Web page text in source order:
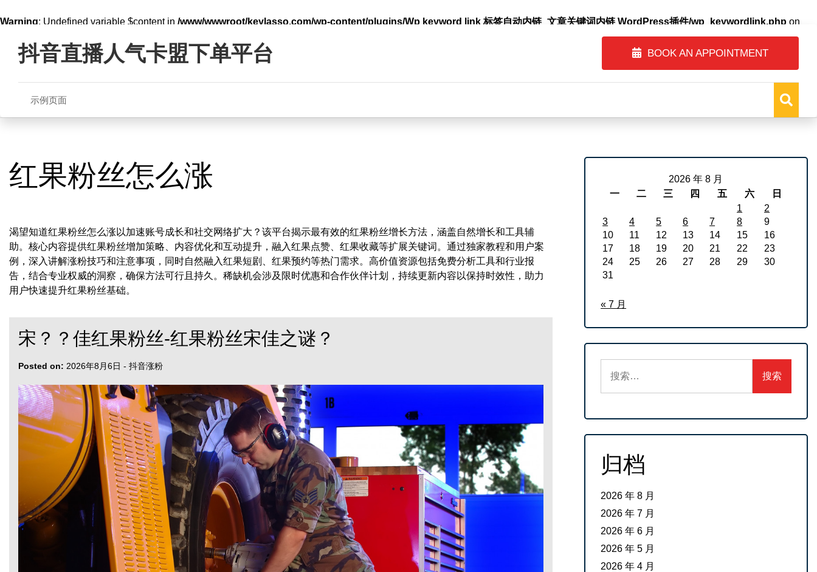
Warning: Undefined variable $content in /www/wwwroot/keylasso.com/wp-content/plugins/Wp keyword link 标签自动内链_文章关键词内链 WordPress插件/wp_keywordlink.php on
content抖音直播人气卡盟下单平台 BOOK AN APPOINTMENT
示例页面
红果粉丝怎么涨
渴望知道红果粉丝怎么涨以加速账号成长和社交网络扩大？该平台揭示最有效的红果粉丝增长方法，涵盖自然增长和工具辅
助。核心内容提供红果粉丝增加策略、内容优化和互动提升，融入红果点赞、红果收藏等扩展关键词。通过独家教程和用户案
例，深入讲解涨粉技巧和注意事项，同时自然融入红果短剧、红果预约等热门需求。高价值资源包括免费分析工具和行业报
告，结合专业权威的洞察，确保方法可行且持久。稀缺机会涉及限时优惠和合作伙伴计划，持续更新内容以保持时效性，助力
用户快速提升红果粉丝基础。
宋？？佳红果粉丝-红果粉丝宋佳之谜？
Posted on: 2026年8月6日 - 抖音涨粉
2026 年 8 月
一
二 三 四 五 六
日
1
2
3
4 5 6 7 8
9
10
11 12 13 14 15
16
17
18 19 20 21 22
23
24
25 26 27 28 29
30
31
« 7 月
索：
归档
2026 年 8 月
2026 年 7 月
2026 年 6 月
2026 年 5 月
2026 年 4 月